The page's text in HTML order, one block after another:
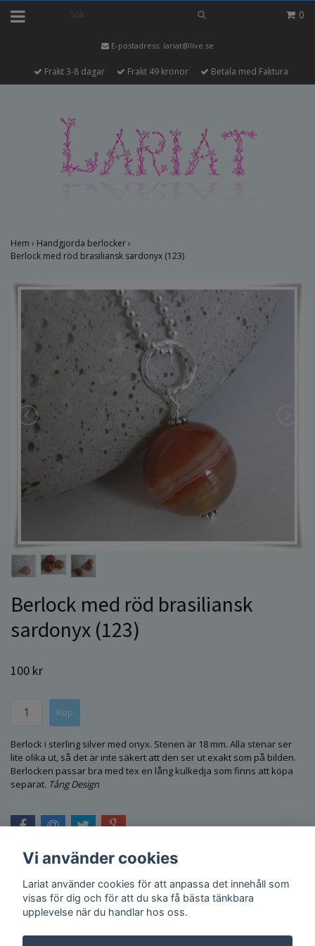
0
E-postadress: lariat@live.se
Frakt 3-8 dagar Frakt 49 kronor Betala med Faktura
Hem › Handgjorda berlocker›
Berlock med röd brasiliansk sardonyx (123)
Berlock med röd brasiliansk
sardonyx (123)
100 kr
Berlock i sterling silver med onyx. Stenen är 18 mm. Alla stenar ser
lite olika ut, så det är inte säkert att den ser ut exakt som på bilden.
Berlocken passar bra med tex en lång kulkedja som finns att köpa
separat. Tång Design
Vi använder cookies
Lariat använder cookies för att anpassa det innehåll som
visas för dig och för att du ska få bästa tänkbara
upplevelse när du handlar hos oss.